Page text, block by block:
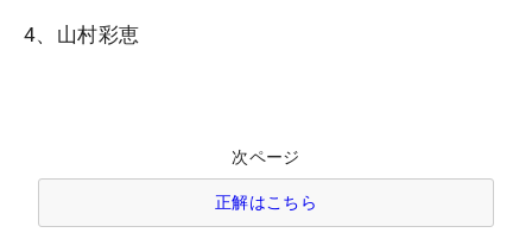
4、山村彩恵
次ページ
正解はこちら